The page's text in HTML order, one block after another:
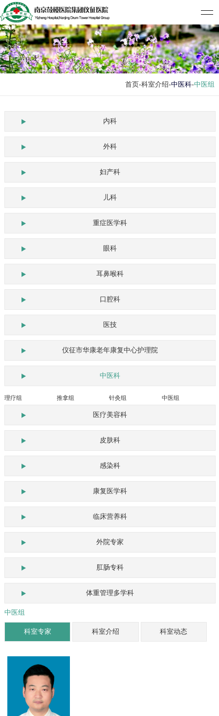
首页-科室介绍-中医科-中医组
内科
外科
妇产科
儿科
重症医学科
眼科
耳鼻喉科
口腔科
医技
仪征市华康老年康复中心护理院
中医科
理疗组 推拿组 针灸组 中医组
医疗美容科
皮肤科
感染科
康复医学科
临床营养科
外院专家
肛肠专科
体重管理多学科
中医组
科室专家 科室介绍 科室动态